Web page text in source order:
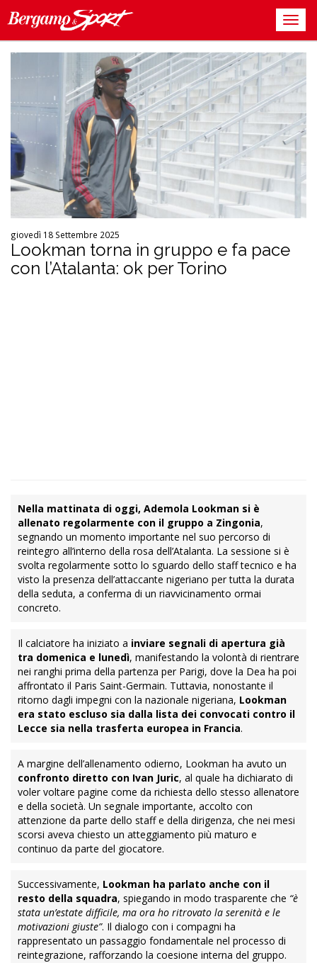
giovedì 18 Settembre 2025
Lookman torna in gruppo e fa pace
con l’Atalanta: ok per Torino
Nella mattinata di oggi, Ademola Lookman si è
allenato regolarmente con il gruppo a Zingonia,
segnando un momento importante nel suo percorso di
reintegro all’interno della rosa dell’Atalanta. La sessione si è
svolta regolarmente sotto lo sguardo dello staff tecnico e ha
visto la presenza dell’attaccante nigeriano per tutta la durata
della seduta, a conferma di un riavvicinamento ormai
concreto.
Il calciatore ha iniziato a inviare segnali di apertura già
tra domenica e lunedì, manifestando la volontà di rientrare
nei ranghi prima della partenza per Parigi, dove la Dea ha poi
affrontato il Paris Saint-Germain. Tuttavia, nonostante il
ritorno dagli impegni con la nazionale nigeriana, Lookman
era stato escluso sia dalla lista dei convocati contro il
Lecce sia nella trasferta europea in Francia.
A margine dell’allenamento odierno, Lookman ha avuto un
confronto diretto con Ivan Juric, al quale ha dichiarato di
voler voltare pagine come da richiesta dello stesso allenatore
e della società. Un segnale importante, accolto con
attenzione da parte dello staff e della dirigenza, che nei mesi
scorsi aveva chiesto un atteggiamento più maturo e
continuo da parte del giocatore.
Successivamente, Lookman ha parlato anche con il
resto della squadra, spiegando in modo trasparente che “è
stata un’estate difficile, ma ora ho ritrovato la serenità e le
motivazioni giuste”. Il dialogo con i compagni ha
rappresentato un passaggio fondamentale nel processo di
reintegrazione, rafforzando la coesione interna del gruppo.